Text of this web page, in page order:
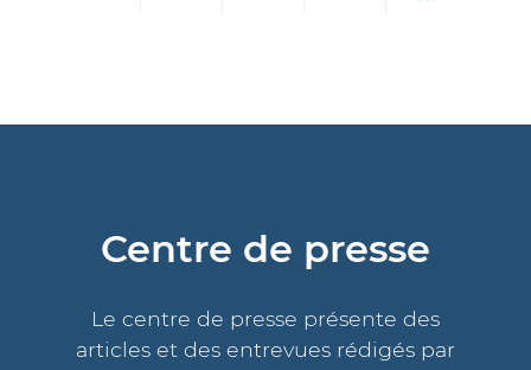
Centre de presse
Le centre de presse présente des
articles et des entrevues rédigés par